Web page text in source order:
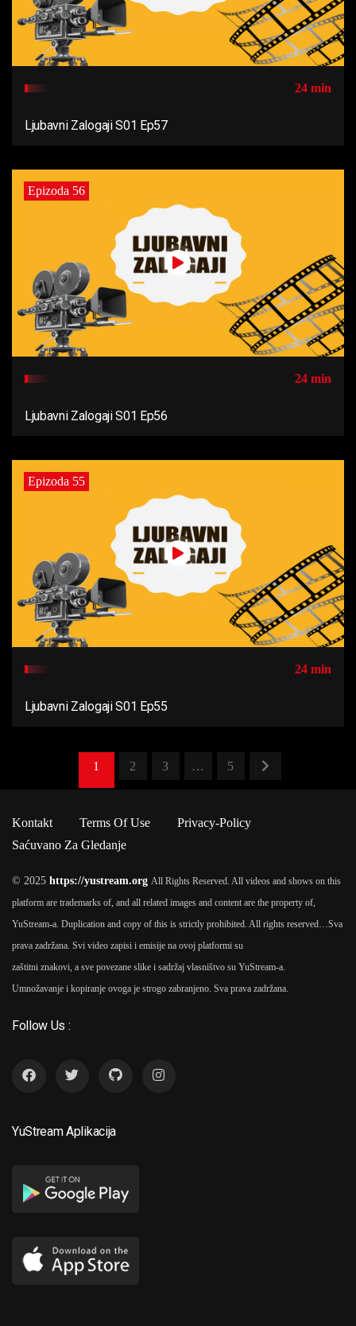
24 min
Ljubavni Zalogaji S01 Ep57
Epizoda 56
24 min
Ljubavni Zalogaji S01 Ep56
Epizoda 55
24 min
Ljubavni Zalogaji S01 Ep55
1 2 3 … 5
Kontakt Terms Of Use
Privacy-Policy
Saćuvano Za Gledanje
© 2025 https://yustream.org All Rights Reserved. All videos and shows on this
platform are trademarks of, and all related images and content are the property of,
YuStream-a. Duplication and copy of this is strictly prohibited. All rights reserved… Sva
prava zadržana. Svi video zapisi i emisije na ovoj platformi su
zaštitni znakovi, a sve povezane slike i sadržaj vlasništvo su YuStream-a.
Umnožavanje i kopiranje ovoga je strogo zabranjeno. Sva prava zadržana.
Follow Us :
YuStream Aplikacija